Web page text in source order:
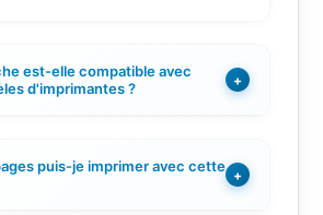
est-elle compatible avec
d'imprimantes ?
+
puis-je imprimer avec cette +